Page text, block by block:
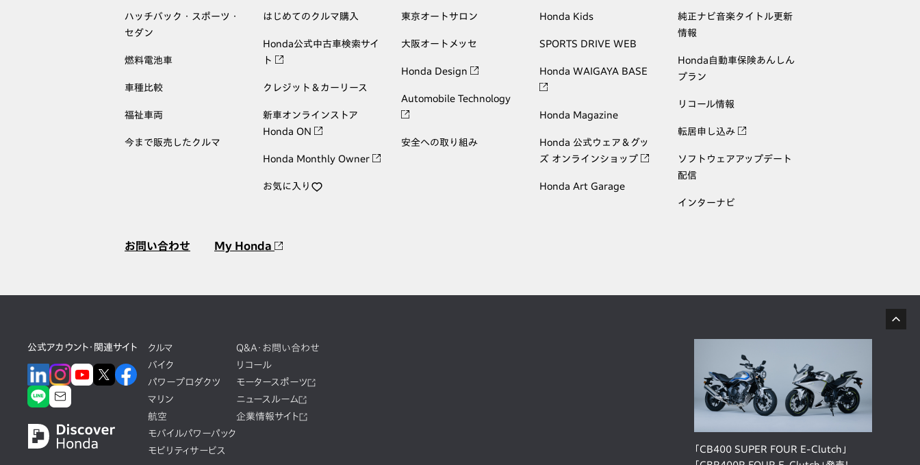
ハッチバック・スポーツ・
セダン
燃料電池車
車種比較
福祉車両
今まで販売したクルマ
はじめてのクルマ購入
Honda公式中古車検索サイ
ト
クレジット＆カーリース
新車オンラインストア
Honda ON
Honda Monthly Owner
お気に入り
東京オートサロン
大阪オートメッセ
Honda Design
Automobile Technology
安全への取り組み
Honda Kids
SPORTS DRIVE WEB
Honda WAIGAYA BASE
Honda Magazine
Honda 公式ウェア＆グッ
ズ オンラインショップ
Honda Art Garage
純正ナビ音楽タイトル更新
情報
Honda自動車保険あんしん
プラン
リコール情報
転居申し込み
ソフトウェアアップデート
配信
インターナビ
お問い合わせ My Honda
公式アカウント・関連サイト
クルマ
バイク
パワープロダクツ
マリン
航空
モバイルパワーパック
モビリティサービス
Q&A・お問い合わせ
リコール
モータースポーツ
ニュースルーム
企業情報サイト
「CB400 SUPER FOUR E-Clutch」